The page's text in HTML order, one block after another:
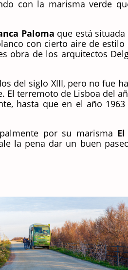
con la marisma verde
Paloma que está
con cierto aire de
obra de los arquitectos
del siglo XIII, pero no fue
terremoto de Lisboa del
hasta que en el año
por su marisma
la pena dar un buen